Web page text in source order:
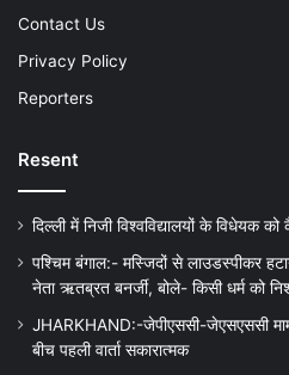
Contact Us
Privacy Policy
Reporters
Resent
दिल्ली में निजी विश्वविद्यालयों के विधेयक
पश्चिम बंगाल:- मस्जिदों से लाउडस्पीकर
नेता ऋतब्रत बनर्जी, बोले- किसी धर्म को
JHARKHAND:-जेपीएससी-जेएसएससी
बीच पहली वार्ता सकारात्मक